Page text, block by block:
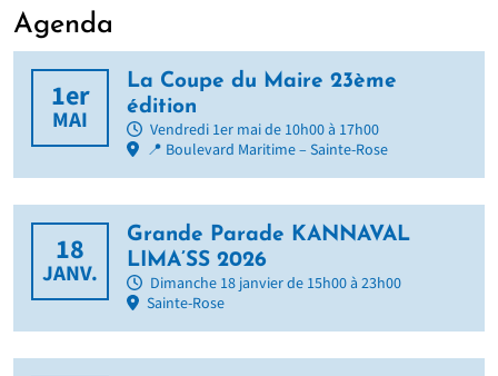
Agenda
1er
MAI
La Coupe du Maire 23ème
édition
Vendredi 1er mai de 10h00 à 17h00
📍 Boulevard Maritime – Sainte-Rose
18
JANV.
Grande Parade KANNAVAL
LIMA’SS 2026
Dimanche 18 janvier de 15h00 à 23h00
Sainte-Rose